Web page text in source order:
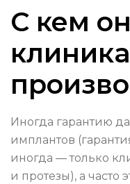
С кем
Иногда гарантию
имплантов
иногда — только
и протезы), а часто